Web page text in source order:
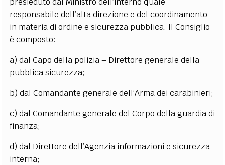
responsabile dell’alta direzione e del coordinamento
in materia di ordine e sicurezza pubblica. Il Consiglio
è composto:
a) dal Capo della polizia – Direttore generale della
pubblica sicurezza;
b) dal Comandante generale dell’Arma dei carabinieri;
c) dal Comandante generale del Corpo della guardia di
finanza;
d) dal Direttore dell’Agenzia informazioni e sicurezza
interna;